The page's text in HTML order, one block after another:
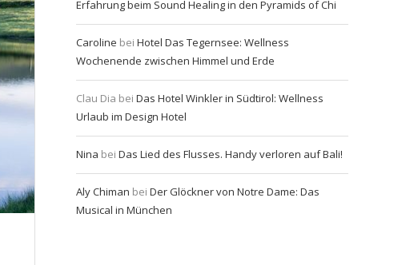
Erfahrung beim Sound Healing in den Pyramids of Chi
Caroline bei Hotel Das Tegernsee: Wellness
Wochenende zwischen Himmel und Erde
Clau Dia bei Das Hotel Winkler in Südtirol: Wellness
Urlaub im Design Hotel
Nina bei Das Lied des Flusses. Handy verloren auf Bali!
Aly Chiman bei Der Glöckner von Notre Dame: Das
Musical in München